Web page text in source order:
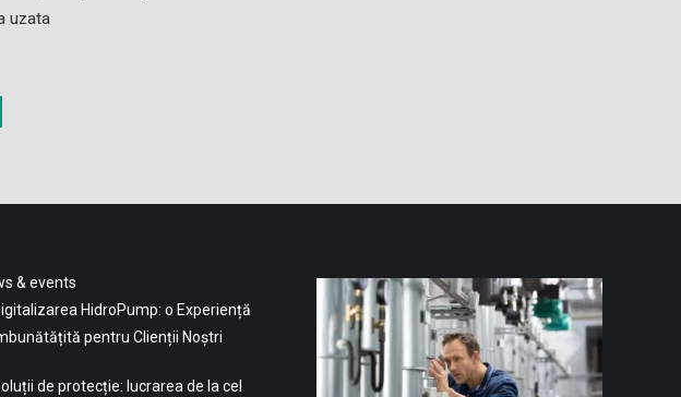
uzata
& events
HidroPump: o Experiență
pentru Clienții Noștri
de protecție: lucrarea de la cel